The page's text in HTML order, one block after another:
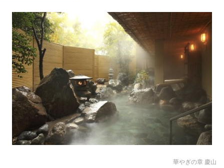
華やぎの章 慶山